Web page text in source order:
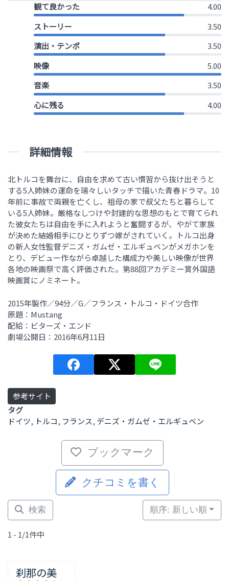
観て良かった
4.00
ストーリー
3.50
演出・テンポ
3.50
映像
5.00
音楽
3.50
心に残る
4.00
詳細情報
北トルコを舞台に、自由を求めて古い慣習から抜け出そうと
する5人姉妹の運命を瑞々しいタッチで描いた青春ドラマ。10
年前に事故で両親を亡くし、祖母の家で叔父たちと暮らして
いる5人姉妹。厳格なしつけや封建的な思想のもとで育てられ
た彼女たちは自由を手に入れようと奮闘するが、やがて家族
が決めた結婚相手にひとりずつ嫁がされていく。トルコ出身
の新人女性監督デニズ・ガムゼ・エルギュベンがメガホンを
とり、デビュー作ながら卓越した構成力や美しい映像が世界
各地の映画祭で高く評価された。第88回アカデミー賞外国語
映画賞にノミネート。
2015年製作／94分／G／フランス・トルコ・ドイツ合作
原題：Mustang
配給：ビターズ・エンド
劇場公開日：2016年6月11日
参考サイト
タグ
ドイツ, トルコ, フランス, デニズ・ガムゼ・エルギュベン
ブックマーク
クチコミを書く
検索
1 - 1/1件中
順序: 新しい順
刹那の美